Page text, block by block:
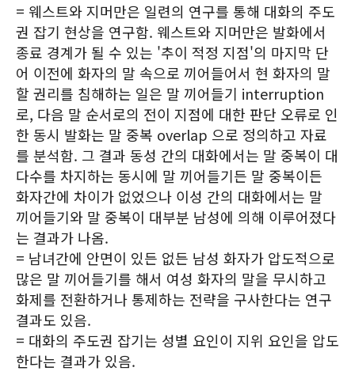
= 웨스트와 지머만은 일련의 연구를 통해 대화의 주도
권 잡기 현상을 연구함. 웨스트와 지머만은 발화에서
종료 경계가 될 수 있는 '추이 적정 지점'의 마지막 단
어 이전에 화자의 말 속으로 끼어들어서 현 화자의 말
할 권리를 침해하는 일은 말 끼어들기 interruption
로, 다음 말 순서로의 전이 지점에 대한 판단 오류로 인
한 동시 발화는 말 중복 overlap 으로 정의하고 자료
를 분석함. 그 결과 동성 간의 대화에서는 말 중복이 대
다수를 차지하는 동시에 말 끼어들기든 말 중복이든
화자간에 차이가 없었으나 이성 간의 대화에서는 말
끼어들기와 말 중복이 대부분 남성에 의해 이루어졌다
는 결과가 나옴.
= 남녀간에 안면이 있든 없든 남성 화자가 압도적으로
많은 말 끼어들기를 해서 여성 화자의 말을 무시하고
화제를 전환하거나 통제하는 전략을 구사한다는 연구
결과도 있음.
= 대화의 주도권 잡기는 성별 요인이 지위 요인을 압도
한다는 결과가 있음.